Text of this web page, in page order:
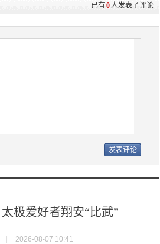
已有0人发表了评论
极爱好者翔安“比武”
2026-08-07 10:41